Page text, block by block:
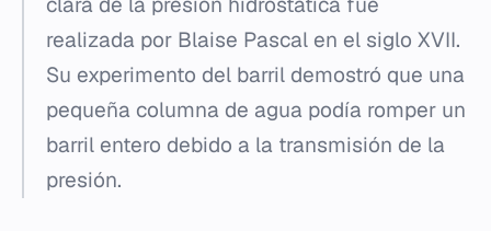
realizada por Blaise Pascal en el siglo XVII.
Su experimento del barril demostró que una
pequeña columna de agua podía romper un
barril entero debido a la transmisión de la
presión.